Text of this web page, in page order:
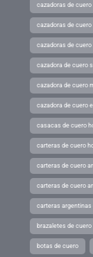
cazadoras de cuero
cazadoras de
cazadoras de cuero
cazadora de cuero
cazadora de cuero
cazadora de cuero
casacas de cuero
carteras de cuero
carteras de cuero
carteras de cuero
carteras argentinas
brazaletes de cuero
botas de cuero